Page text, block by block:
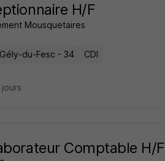
H/F
Mousquetaires
du-Fesc - 34 CDI
Comptable H/F